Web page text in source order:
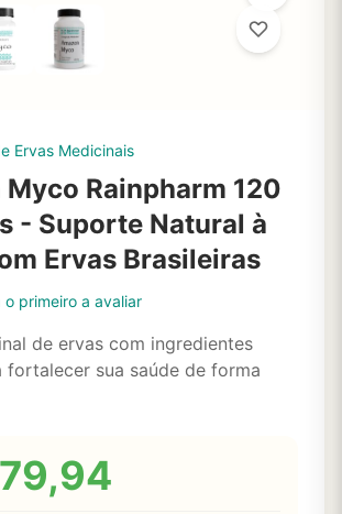
Ervas Medicinais
Rainpharm 120
- Suporte Natural à
Ervas Brasileiras
o primeiro a avaliar
de ervas com ingredientes
fortalecer sua saúde de forma